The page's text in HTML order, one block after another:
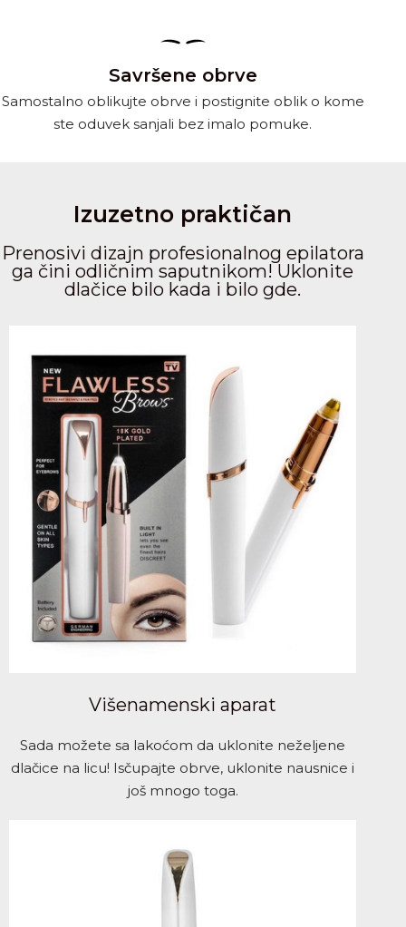
Savršene obrve
Samostalno oblikujte obrve i postignite oblik o kome
ste oduvek sanjali bez imalo pomuke.
Izuzetno praktičan
Prenosivi dizajn profesionalnog epilatora
ga čini odličnim saputnikom! Uklonite
dlačice bilo kada i bilo gde.
Višenamenski aparat
Sada možete sa lakoćom da uklonite neželjene
dlačice na licu! Isčupajte obrve, uklonite nausnice i
još mnogo toga.